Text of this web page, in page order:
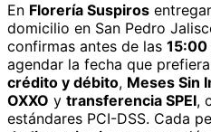
En Florería Suspiros
domicilio en San Pedro
confirmas antes de las 15:00
agendar la fecha que
crédito y débito, Meses Sin
OXXO y transferencia SPEI,
estándares PCI-DSS. Cada